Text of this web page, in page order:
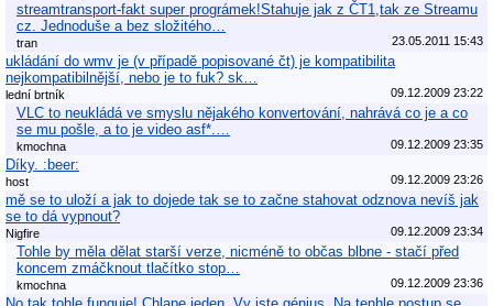
streamtransport-fakt super prográmek!Stahuje jak z ČT1,tak ze Streamu
cz. Jednoduše a bez složitého…
tran 23.05.2011 15:43
ukládání do wmv je (v případě popisované čt) je kompatibilita
nejkompatibilnější, nebo je to fuk? sk…
lední brtník 09.12.2009 23:22
VLC to neukládá ve smyslu nějakého konvertování, nahrává co je a co
se mu pošle, a to je video asf*.…
kmochna 09.12.2009 23:35
Díky. :beer:
host 09.12.2009 23:26
mě se to uloží a jak to dojede tak se to začne stahovat odznova nevíš jak
se to dá vypnout?
Nigfire 09.12.2009 23:34
Tohle by měla dělat starší verze, nicméně to občas blbne - stačí před
koncem zmáčknout tlačítko stop…
kmochna 09.12.2009 23:36